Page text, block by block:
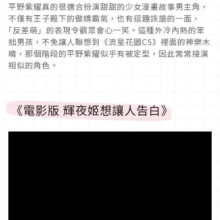
平野紫耀真的很適合扮演甜甜的少女漫畫故事男主角，
不僅有王子殿下的傲嬌霸氣，也有逗趣詼諧的一面，
｢反差萌」的表現令觀眾會心一笑。這種外冷內熱的笨
拙男孩，不免讓人聯想到《流星花園C5》裡面的神樂木
晴，那個階段的平野紫耀似乎有被定型，因此常常接演
相似的角色。
《電影版 輝夜姬想讓人告白》